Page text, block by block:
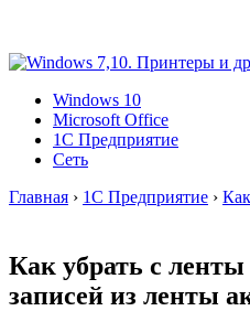
Windows 10
Microsoft Office
1C Предприятие
Сеть
Главная › 1C Предприятие ›
Как убрать с
записей из ленты